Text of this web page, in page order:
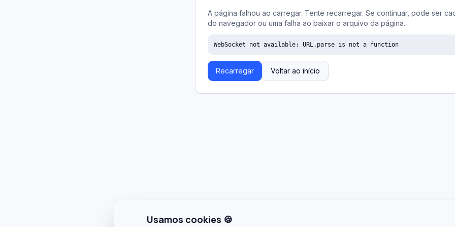
A página falhou ao carregar. Tente recarregar. Se continuar, pode ser
do navegador ou uma falha ao baixar o arquivo da página.
WebSocket not available: URL.parse is not a function
Recarregar Voltar ao início
Usamos cookies 🍪